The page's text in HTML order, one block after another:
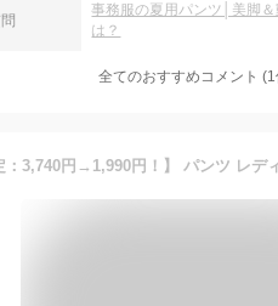
事務服の夏用パンツ│美脚
は？
全てのおすすめコメント (1